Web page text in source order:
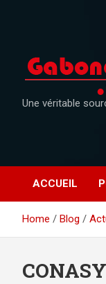
Une véritable
ACCUEIL
Home Blog